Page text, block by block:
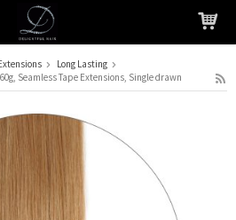
in je winkelmandje geplaatst
Long Lasting
Seamless Tape Extensions, Single drawn